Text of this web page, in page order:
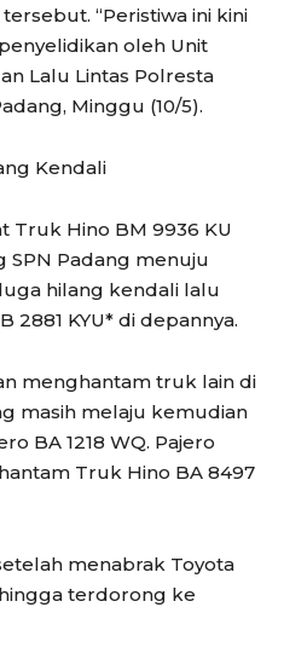
“Peristiwa ini kini
oleh Unit
Lalu Lintas Polresta
Minggu (10/5).
Kendali
Truk Hino BM 9936 KU
SPN Padang menuju
hilang kendali lalu
2881 KYU* di depannya.
menghantam truk lain di
masih melaju kemudian
BA 1218 WQ. Pajero
Truk Hino BA 8497
menabrak Toyota
hingga terdorong ke